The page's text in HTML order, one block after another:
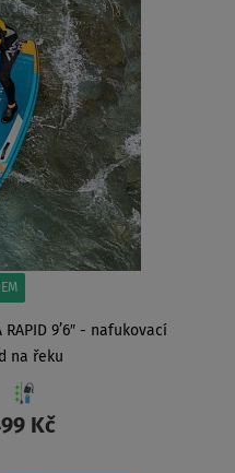
9’6″ - nafukovací
na řeku
Kč